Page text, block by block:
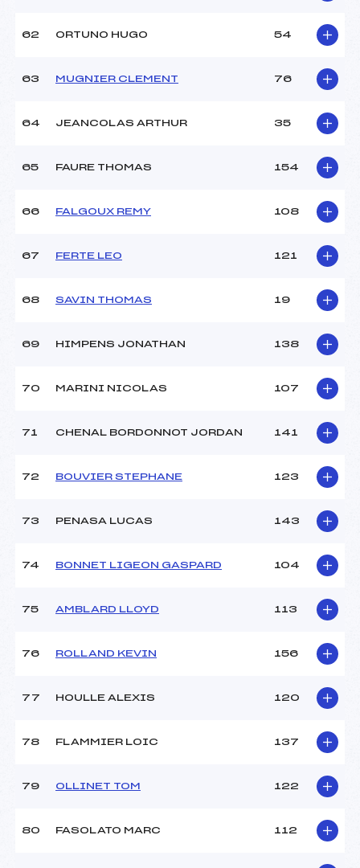
62 ORTUNO HUGO 54
63 MUGNIER CLEMENT 76
64 JEANCOLAS ARTHUR 35
65 FAURE THOMAS 154
66 FALGOUX REMY 108
67 FERTE LEO 121
68 SAVIN THOMAS 19
69 HIMPENS JONATHAN 138
70 MARINI NICOLAS 107
71 CHENAL BORDONNOT JORDAN 141
72 BOUVIER STEPHANE 123
73 PENASA LUCAS 143
74 BONNET LIGEON GASPARD 104
75 AMBLARD LLOYD 113
76 ROLLAND KEVIN 156
77 HOULLE ALEXIS 120
78 FLAMMIER LOIC 137
79 OLLINET TOM 122
80 FASOLATO MARC 112